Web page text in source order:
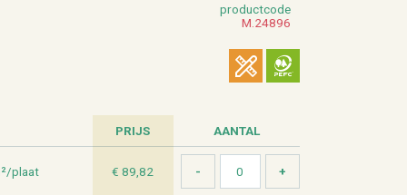
product­code
M.24896
PRIJS AAN­TAL
plaat € 89,82